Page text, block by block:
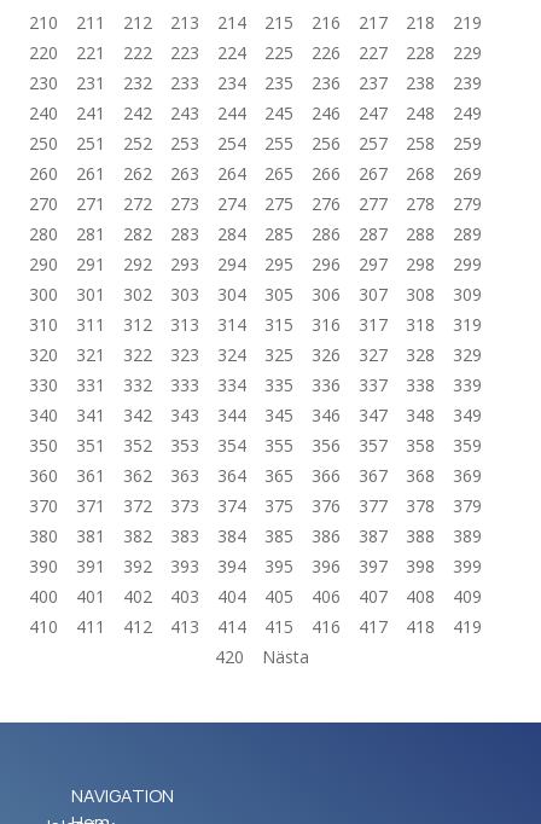
210
211 212 213 214 215 216 217 218
219
220
221 222 223 224 225 226 227 228
229
230
231 232 233 234 235 236 237 238
239
240
241 242 243 244 245 246 247 248
249
250
251 252 253 254 255 256 257 258
259
260
261 262 263 264 265 266 267 268
269
270
271 272 273 274 275 276 277 278
279
280
281 282 283 284 285 286 287 288
289
290
291 292 293 294 295 296 297 298
299
300
301 302 303 304 305 306 307 308
309
310
311 312 313 314 315 316 317 318
319
320
321 322 323 324 325 326 327 328
329
330
331 332 333 334 335 336 337 338
339
340
341 342 343 344 345 346 347 348
349
350
351 352 353 354 355 356 357 358
359
360
361 362 363 364 365 366 367 368
369
370
371 372 373 374 375 376 377 378
379
380
381 382 383 384 385 386 387 388
389
390
391 392 393 394 395 396 397 398
399
400
401 402 403 404 405 406 407 408
409
410
411 412 413 414 415 416 417 418
419
420
Nästa
NAVIGATION